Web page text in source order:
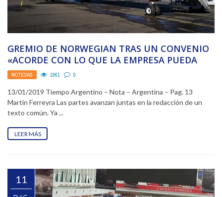
GREMIO DE NORWEGIAN TRAS UN CONVENIO
«ACORDE CON LO QUE LA EMPRESA PUEDA
DAR»
NOTICIAS 1961 0
13/01/2019 Tiempo Argentino – Nota – Argentina – Pag. 13
Martín Ferreyra Las partes avanzan juntas en la redacción de un
texto común. Ya ...
LEER MÁS
11